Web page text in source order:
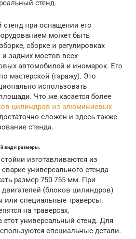
стенд.
стенд при оснащении его
может быть
сборке и регулировках
и задних мостов всех
автомобилей и иномарок. Его
мастерской (гаражу). Это
использовать
Что же касается более
цилиндров из алюминиевых
сложен и здесь также
стенда.
вид и размеры.
изготавливаются из
универсального стенда
размер 750-755 мм. При
двигателей (блоков цилиндров)
или специальные траверсы.
на траверсах,
универсальный стенд. Для
специальные детали.